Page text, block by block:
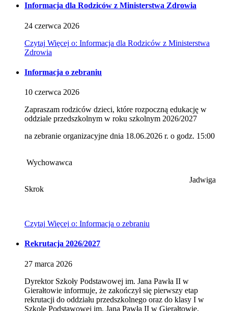
Informacja dla Rodziców z Ministerstwa Zdrowia
24 czerwca 2026
Czytaj Więcej o: Informacja dla Rodziców z Ministerstwa
Zdrowia
Informacja o zebraniu
10 czerwca 2026
Zapraszam rodziców dzieci, które rozpoczną edukację w
oddziale przedszkolnym w roku szkolnym 2026/2027
na zebranie organizacyjne dnia 18.06.2026 r. o godz. 15:00
Wychowawca
Jadwiga
Skrok
Czytaj Więcej o: Informacja o zebraniu
Rekrutacja 2026/2027
27 marca 2026
Dyrektor Szkoły Podstawowej im. Jana Pawła II w
Gierałtowie informuje, że zakończył się pierwszy etap
rekrutacji do oddziału przedszkolnego oraz do klasy I w
Szkole Podstawowej im. Jana Pawła II w Gierałtowie.